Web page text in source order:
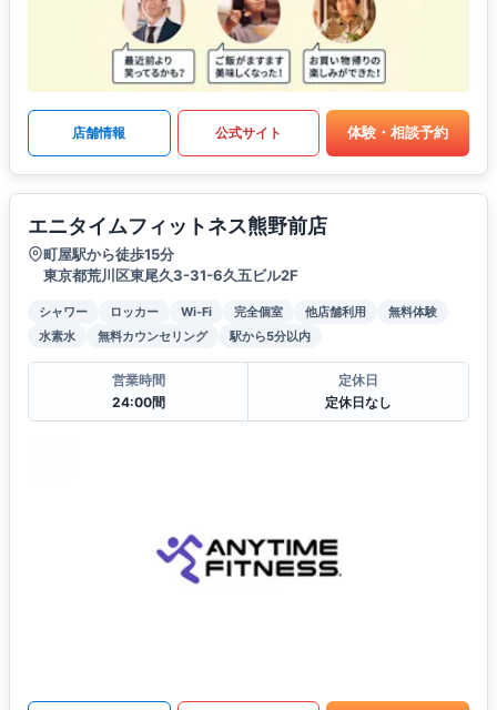
店舗情報 公式サイト 体験・相談予約
エニタイムフィットネス熊野前店
町屋駅から徒歩15分
東京都荒川区東尾久3-31-6久五ビル2F
シャワー ロッカー Wi-Fi 完全個室 他店舗利用
無料体験
水素水
無料カウンセリング 駅から5分以内
営業時間
24:00間
定休日
定休日なし